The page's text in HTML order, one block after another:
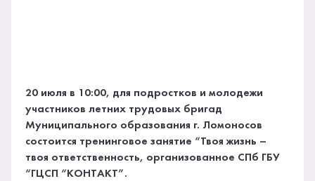
20 июля в 10:00, для подростков и молодежи
участников летних трудовых бригад
Муниципального образования г. Ломоносов
состоится тренинговое занятие “Твоя жизнь –
твоя ответственность, организованное СПб ГБУ
“ГЦСП “КОНТАКТ”.